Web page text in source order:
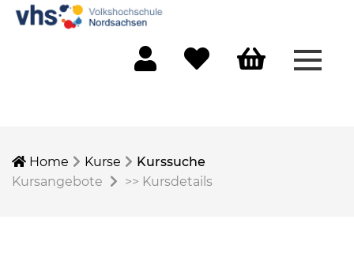
Home Kurse
Kurssuche
Kursangebote
>> Kursdetails